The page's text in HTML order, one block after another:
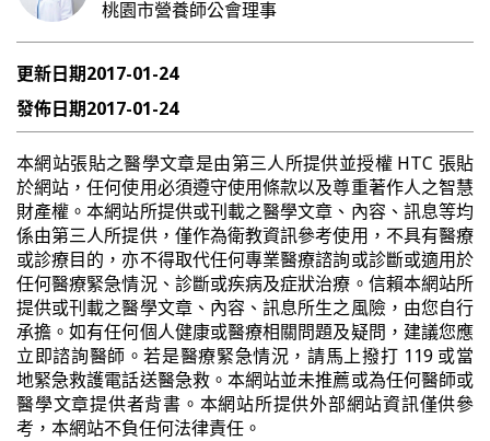
桃園市營養師公會理事
更新日期2017-01-24
發佈日期2017-01-24
本網站張貼之醫學文章是由第三人所提供並授權 HTC 張貼
於網站，任何使用必須遵守使用條款以及尊重著作人之智慧
財產權。本網站所提供或刊載之醫學文章、內容、訊息等均
係由第三人所提供，僅作為衛教資訊參考使用，不具有醫療
或診療目的，亦不得取代任何專業醫療諮詢或診斷或適用於
任何醫療緊急情況、診斷或疾病及症狀治療。信賴本網站所
提供或刊載之醫學文章、內容、訊息所生之風險，由您自行
承擔。如有任何個人健康或醫療相關問題及疑問，建議您應
立即諮詢醫師。若是醫療緊急情況，請馬上撥打 119 或當
地緊急救護電話送醫急救。本網站並未推薦或為任何醫師或
醫學文章提供者背書。本網站所提供外部網站資訊僅供參
考，本網站不負任何法律責任。